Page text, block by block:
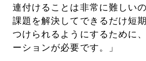
連付けることは非常に難しい
課題を解決してできるだけ短
つけられるようにするために
ーションが必要です。」